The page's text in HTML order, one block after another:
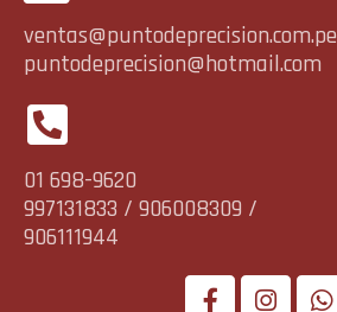
ventas@puntodeprecision.com.pe
puntodeprecision@hotmail.com
01 698-9620
997131833 / 906008309 /
906111944